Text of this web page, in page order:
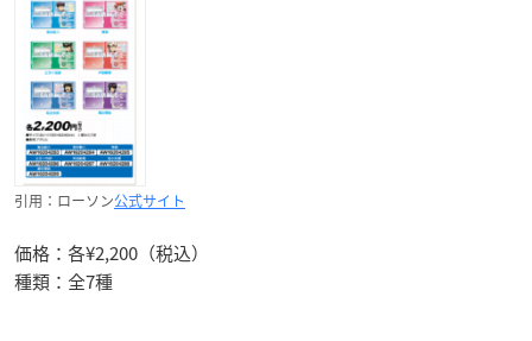
引用：ローソン公式サイト
価格：各¥2,200（税込）
種類：全7種